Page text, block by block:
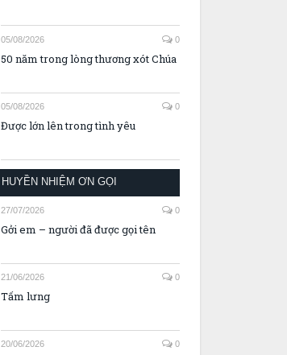
05/08/2026 0
50 năm trong lòng thương xót Chúa
05/08/2026 0
Được lớn lên trong tình yêu
HUYỀN NHIỆM ƠN GỌI
27/07/2026 0
Gởi em – người đã được gọi tên
21/06/2026 0
Tấm lưng
20/06/2026 0